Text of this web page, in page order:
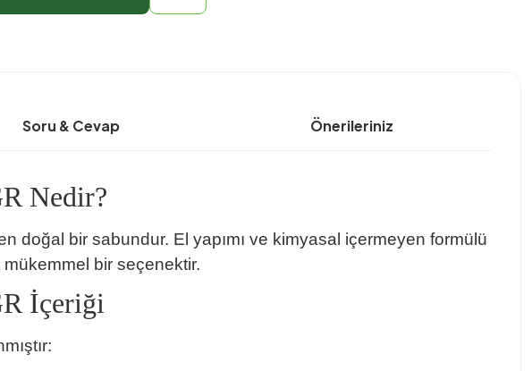
Soru & Cevap Önerileriniz
Nedir?
doğal bir sabundur. El yapımı ve kimyasal içermeyen formülü
bir seçenektir.
İçeriği